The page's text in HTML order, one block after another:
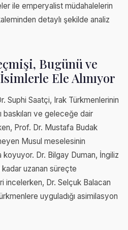
ile emperyalist müdahalelerin
detaylı şekilde analiz
Bugünü ve
Ele Alınıyor
Suphi Saatçi, Irak Türkmenlerinin
baskıları ve geleceğe dair
Prof. Dr. Mustafa Budak
Musul meselesinin
Dr. Bilgay Duman, İngiliz
kadar uzanan süreçte
incelerken, Dr. Selçuk Balacan
uyguladığı asimilasyon